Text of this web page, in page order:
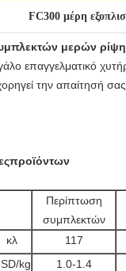
FC300 μέρη
μερών
επαγγελματικό
την απαίτησή σας.
προϊόντων
Περίπτωση
συμπλεκτών
κλ 117
kg 1.0-1.4